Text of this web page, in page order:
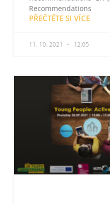
Recommendations
PŘEČTĚTE SI VÍCE
11. 10. 2021 12:05